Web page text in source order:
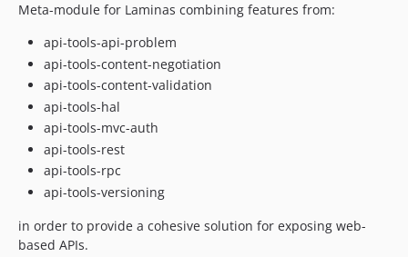
Meta-module for Laminas combining features from:
api-tools-api-problem
api-tools-content-negotiation
api-tools-content-validation
api-tools-hal
api-tools-mvc-auth
api-tools-rest
api-tools-rpc
api-tools-versioning
in order to provide a cohesive solution for exposing web-
based APIs.